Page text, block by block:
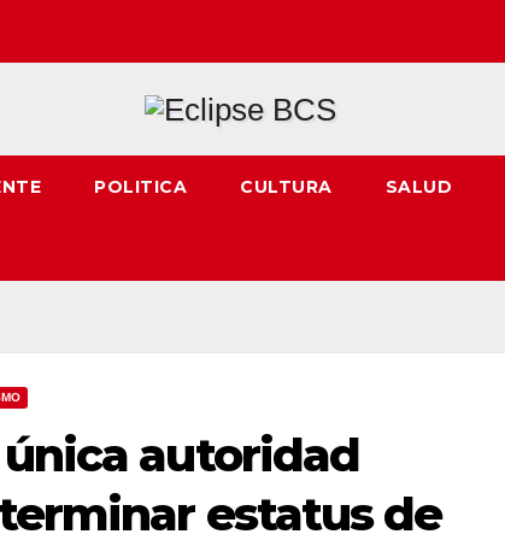
POLITICA CULTURA SALUD
única autoridad
estatus de